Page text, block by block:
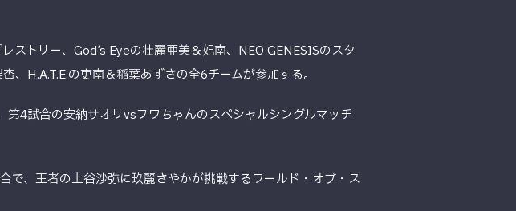
ストリー、God’s Eyeの壮麗亜美＆妃南、NEO GENESISのスタ
H.A.T.E.の吏南＆稲葉あずさの全6チームが参加する。
4試合の安納サオリvsフワちゃんのスペシャルシングルマッチ
で、王者の上谷沙弥に玖麗さやかが挑戦するワールド・オブ・ス